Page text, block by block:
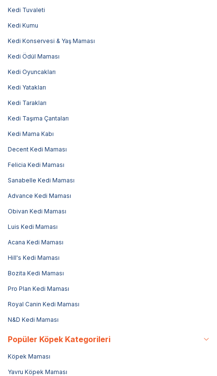
Kedi Tuvaleti
Kedi Kumu
Kedi Konservesi & Yaş Maması
Kedi Ödül Maması
Kedi Oyuncakları
Kedi Yatakları
Kedi Tarakları
Kedi Taşıma Çantaları
Kedi Mama Kabı
Decent Kedi Maması
Felicia Kedi Maması
Sanabelle Kedi Maması
Advance Kedi Maması
Obivan Kedi Maması
Luis Kedi Maması
Acana Kedi Maması
Hill's Kedi Maması
Bozita Kedi Maması
Pro Plan Kedi Maması
Royal Canin Kedi Maması
N&D Kedi Maması
Popüler Köpek Kategorileri
Köpek Maması
Yavru Köpek Maması